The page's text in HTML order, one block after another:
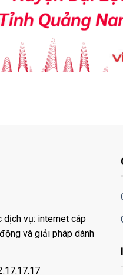
dịch vụ: internet cáp
và giải pháp dành